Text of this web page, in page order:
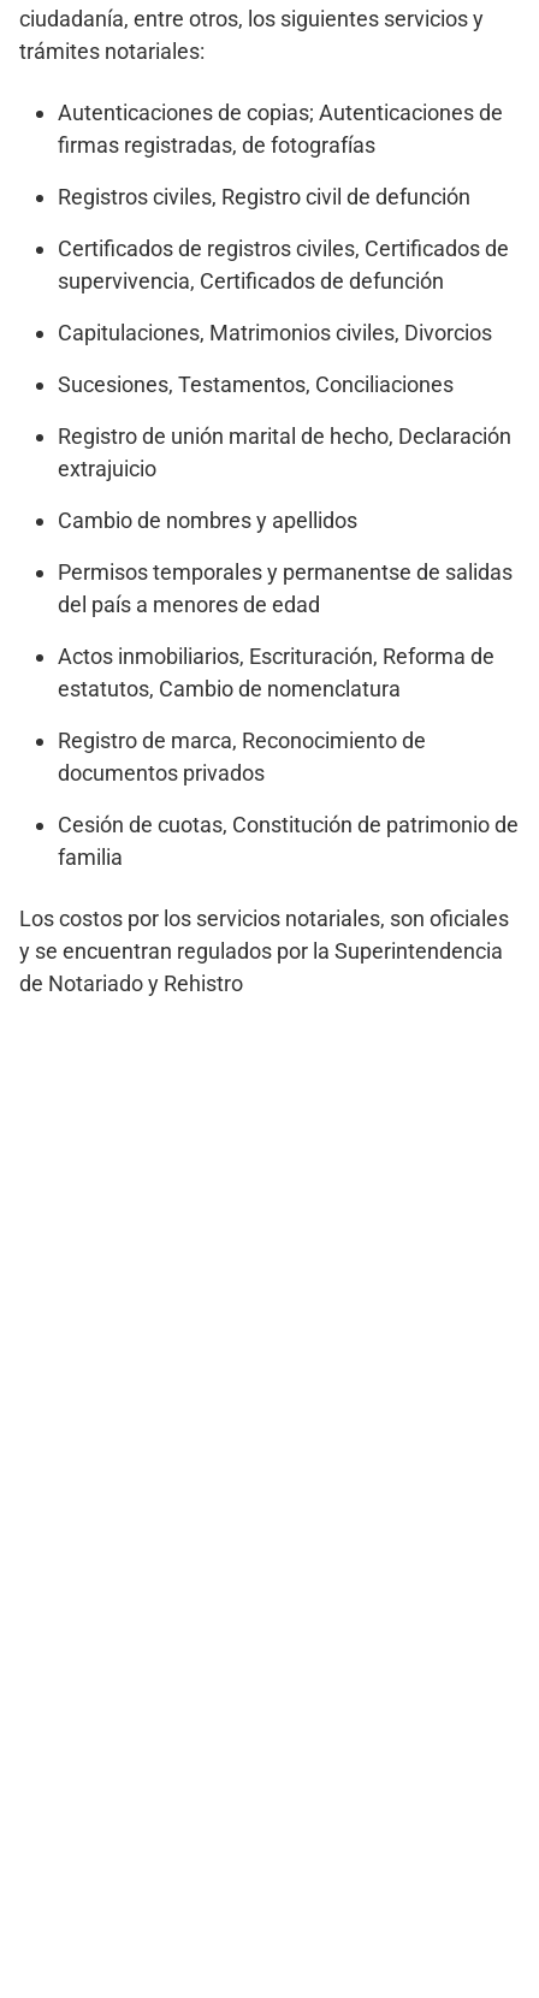
ciudadanía, entre otros, los siguientes servicios y
trámites notariales:
Autenticaciones de copias; Autenticaciones de
firmas registradas, de fotografías
Registros civiles, Registro civil de defunción
Certificados de registros civiles, Certificados de
supervivencia, Certificados de defunción
Capitulaciones, Matrimonios civiles, Divorcios
Sucesiones, Testamentos, Conciliaciones
Registro de unión marital de hecho, Declaración
extrajuicio
Cambio de nombres y apellidos
Permisos temporales y permanentse de salidas
del país a menores de edad
Actos inmobiliarios, Escrituración, Reforma de
estatutos, Cambio de nomenclatura
Registro de marca, Reconocimiento de
documentos privados
Cesión de cuotas, Constitución de patrimonio de
familia
Los costos por los servicios notariales, son oficiales
y se encuentran regulados por la Superintendencia
de Notariado y Rehistro